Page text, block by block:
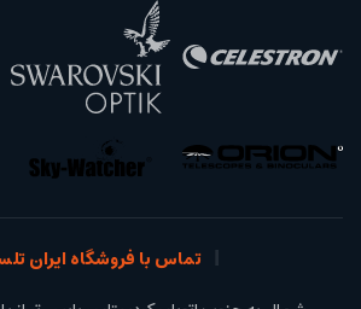
تماس با فروشگاه ایران